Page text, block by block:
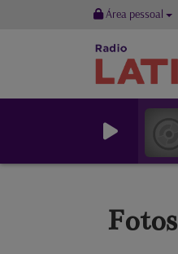
Área pessoal
Fotos